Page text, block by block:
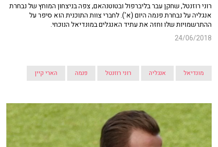
רוני רוזנטל, שחקן עבר בליברפול ובטוטנהאם, צפה בניצחון המוחץ של נבחרת
אנגליה על נבחרת פנמה היום (א'). לחברי צוות התוכנית הוא סיפר על
ההתרשמויות שלו וחזה את עתיד האנגלים במונדיאל הנוכחי.
24/06/2018
מונדיאל אנגליה רוני רוזנטל פנמה הארי קיין